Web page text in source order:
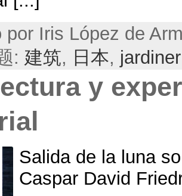
por Iris López de
: 建筑, 日本,
y
Salida de la luna
Caspar David